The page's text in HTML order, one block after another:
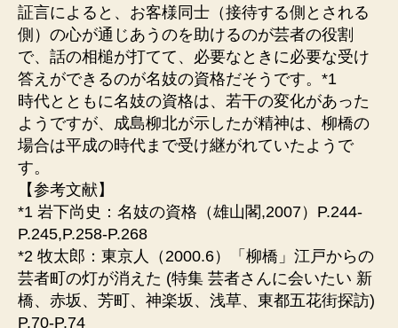
証言によると、お客様同士（接待する側とされる
側）の心が通じあうのを助けるのが芸者の役割
で、話の相槌が打てて、必要なときに必要な受け
答えができるのが名妓の資格だそうです。*1
時代とともに名妓の資格は、若干の変化があった
ようですが、成島柳北が示したが精神は、柳橋の
場合は平成の時代まで受け継がれていたようで
す。
【参考文献】
*1 岩下尚史：名妓の資格（雄山閣,2007）P.244-
P.245,P.258-P.268
*2 牧太郎：東京人（2000.6）「柳橋」江戸からの
芸者町の灯が消えた (特集 芸者さんに会いたい 新
橋、赤坂、芳町、神楽坂、浅草、東都五花街探訪)
P.70-P.74